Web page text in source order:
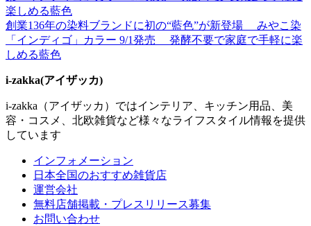
創業136年の染料ブランドに初の“藍色”が新登場 みやこ染
「インディゴ」カラー 9/1発売 発酵不要で家庭で手軽に楽
しめる藍色
i-zakka(アイザッカ)
i-zakka（アイザッカ）ではインテリア、キッチン用品、美
容・コスメ、北欧雑貨など様々なライフスタイル情報を提供
しています
インフォメーション
日本全国のおすすめ雑貨店
運営会社
無料店舗掲載・プレスリリース募集
お問い合わせ